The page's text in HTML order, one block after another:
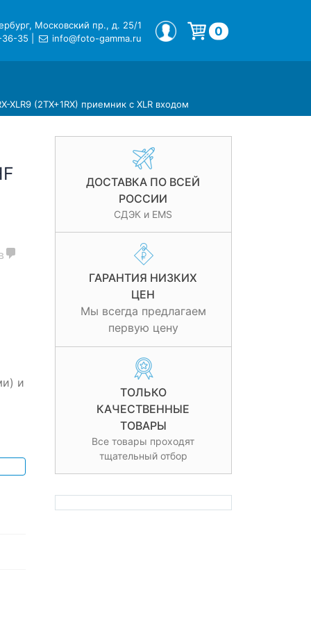
Московский пр., д. 25/1
36-35
info@foto-gamma.ru
МОЙ ПРОФИЛЬ 0
XLR9 (2TX+1RX) приемник с XLR входом
ДОСТАВКА ПО ВСЕЙ
РОССИИ
СДЭК и EMS
ГАРАНТИЯ НИЗКИХ
ЦЕН
Мы всегда предлагаем
первую цену
ТОЛЬКО
КАЧЕСТВЕННЫЕ
ТОВАРЫ
Все товары проходят
тщательный отбор
и